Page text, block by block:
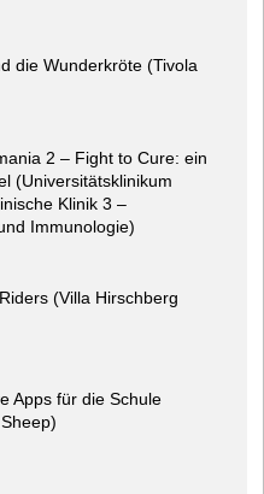
die Wunderkröte (Tivola
2 – Fight to Cure: ein
(Universitätsklinikum
Klinik 3 –
Immunologie)
(Villa Hirschberg
Apps für die Schule